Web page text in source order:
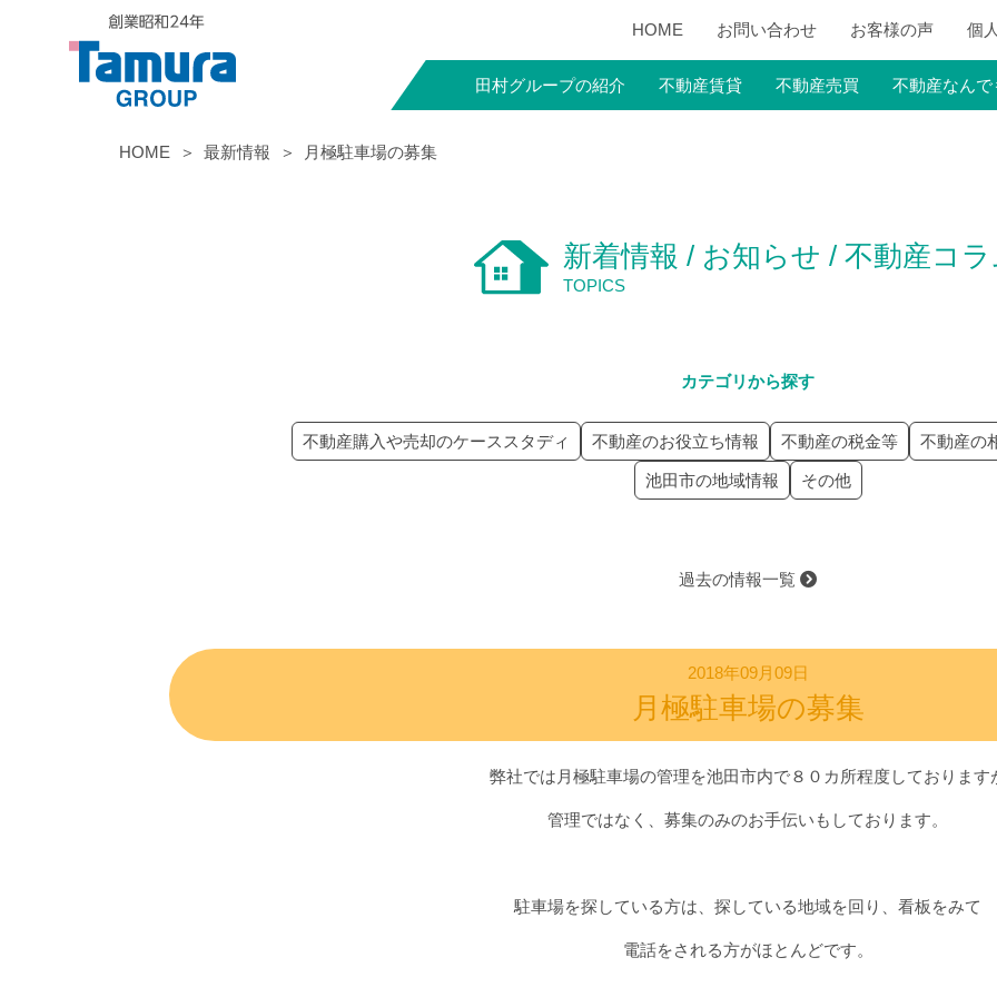
HOME お問い合わせ お客様の声 個
田村グループの紹介 不動産賃貸 不動産売買 不動産なんで
HOME 最新情報 月極駐車場の募集
新着情報 / お知らせ / 不動産コ
TOPICS
カテゴリから探す
不動産購入や売却のケーススタディ 不動産のお役立ち情報 不動産の税金等 不動産の
池田市の地域情報 その他
過去の情報一覧
2018年09月09日
月極駐車場の募集
弊社では月極駐車場の管理を池田市内で８０カ所程度しております
管理ではなく、募集のみのお手伝いもしております。
駐車場を探している方は、探している地域を回り、看板をみて
電話をされる方がほとんどです。